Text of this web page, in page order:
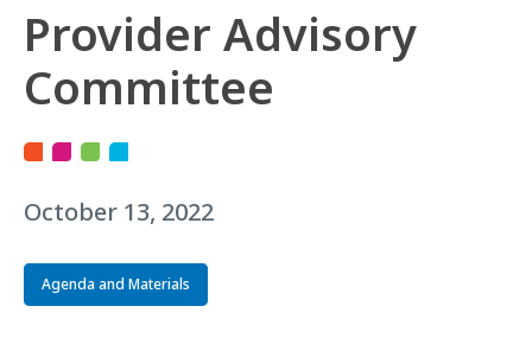
Provider Advisory
Committee
October 13, 2022
Agenda and Materials